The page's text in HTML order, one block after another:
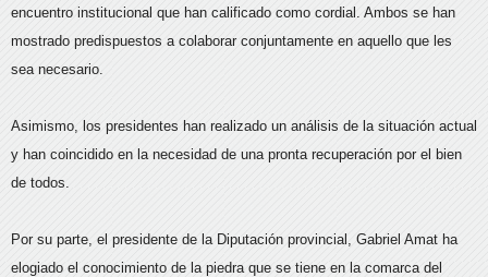
encuentro institucional que han calificado como cordial. Ambos se han
mostrado predispuestos a colaborar conjuntamente en aquello que les
sea necesario.
Asimismo, los presidentes han realizado un análisis de la situación actual
y han coincidido en la necesidad de una pronta recuperación por el bien
de todos.
Por su parte, el presidente de la Diputación provincial, Gabriel Amat ha
elogiado el conocimiento de la piedra que se tiene en la comarca del